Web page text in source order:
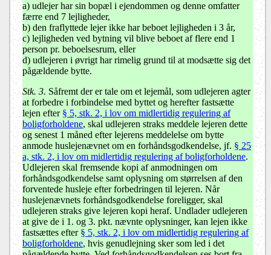
a) udlejer har sin bopæl i ejendommen og denne omfatter
færre end 7 lejligheder,
b) den fraflyttede lejer ikke har beboet lejligheden i 3 år,
c) lejligheden ved bytning vil blive beboet af flere end 1
person pr. beboelsesrum, eller
d) udlejeren i øvrigt har rimelig grund til at modsætte sig det
pågældende bytte.
Stk. 3. Såfremt der er tale om et lejemål, som udlejeren agter
at forbedre i forbindelse med byttet og herefter fastsætte
lejen efter § 5, stk. 2, i lov om midlertidig regulering af
boligforholdene, skal udlejeren straks meddele lejeren dette
og senest 1 måned efter lejerens meddelelse om bytte
anmode huslejenævnet om en forhåndsgodkendelse, jf. § 25
a, stk. 2, i lov om midlertidig regulering af boligforholdene.
Udlejeren skal fremsende kopi af anmodningen om
forhåndsgodkendelse samt oplysning om størrelsen af den
forventede husleje efter forbedringen til lejeren. Når
huslejenævnets forhåndsgodkendelse foreligger, skal
udlejeren straks give lejeren kopi heraf. Undlader udlejeren
at give de i 1. og 3. pkt. nævnte oplysninger, kan lejen ikke
fastsættes efter § 5, stk. 2, i lov om midlertidig regulering af
boligforholdene, hvis genudlejning sker som led i det